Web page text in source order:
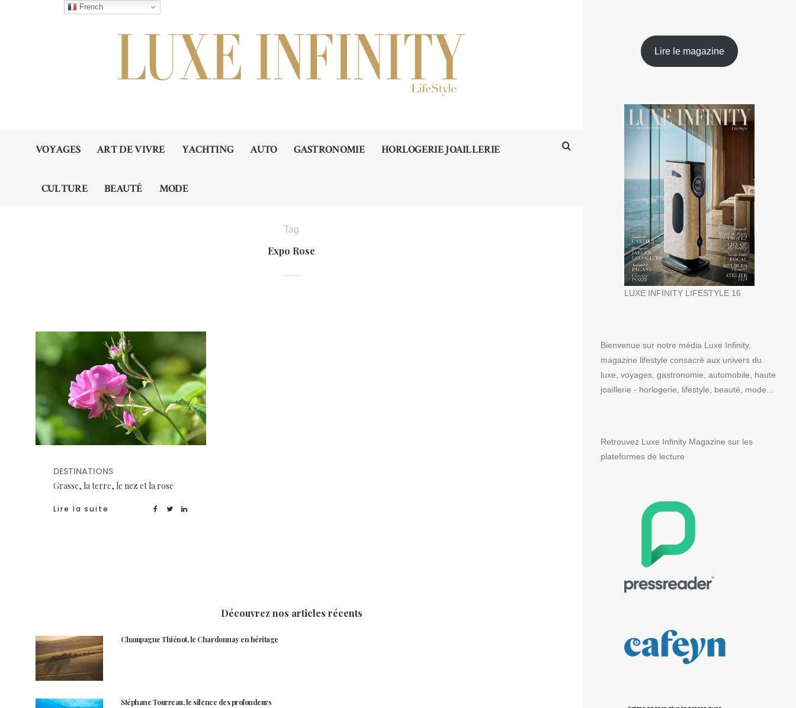
VOYAGES ART DE VIVRE YACHTING AUTO GASTRONOMIE HORLOGERIE JOAILLERIE
CULTURE BEAUTÉ MODE
Tag
Expo Rose
DESTINATIONS
Grasse, la terre, le nez et la rose
Lire la suite
Découvrez nos articles récents
Champagne Thiénot, le Chardonnay en héritage
Stéphane Tourreau, le silence des profondeurs
Lire le magazine
LUXE INFINITY LIFESTYLE 16
Bienvenue sur notre média Luxe Infinity,
magazine lifestyle consacré aux univers du
luxe, voyages, gastronomie, automobile, haute
joaillerie - horlogerie, lifestyle, beauté, mode...
Retrouvez Luxe Infinity Magazine sur les
plateformes de lecture
French